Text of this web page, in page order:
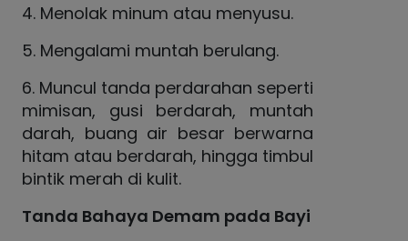
4. Menolak minum atau menyusu.
5. Mengalami muntah berulang.
6. Muncul tanda perdarahan seperti
mimisan, gusi berdarah, muntah
darah, buang air besar berwarna
hitam atau berdarah, hingga timbul
bintik merah di kulit.
Tanda Bahaya Demam pada Bayi